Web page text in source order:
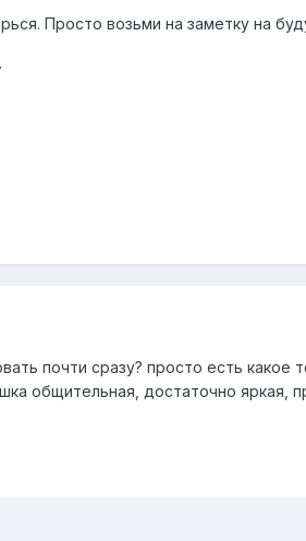
Просто возьми на заметку на
почти сразу? просто есть какое
общительная, достаточно яркая,